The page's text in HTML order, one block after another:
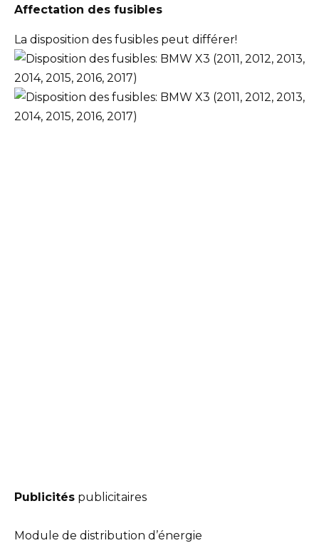
Affectation des fusibles
La disposition des fusibles peut différer!
Publicités publicitaires
Module de distribution d’énergie